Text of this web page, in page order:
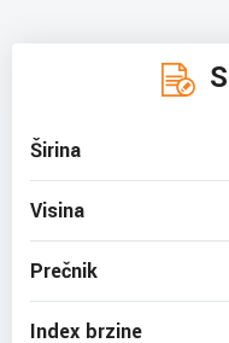
Širina
Visina
Prečnik
Index brzine